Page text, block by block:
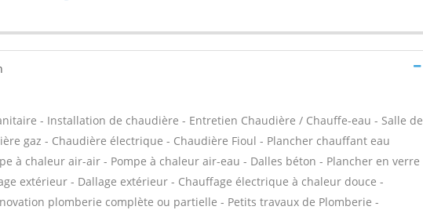
- Installation de chaudière - Entretien Chaudière / Chauffe-eau - Salle de
gaz - Chaudière électrique - Chaudière Fioul - Plancher chauffant eau
à chaleur air-air - Pompe à chaleur air-eau - Dalles béton - Plancher en verre
extérieur - Dallage extérieur - Chauffage électrique à chaleur douce -
plomberie complète ou partielle - Petits travaux de Plomberie -